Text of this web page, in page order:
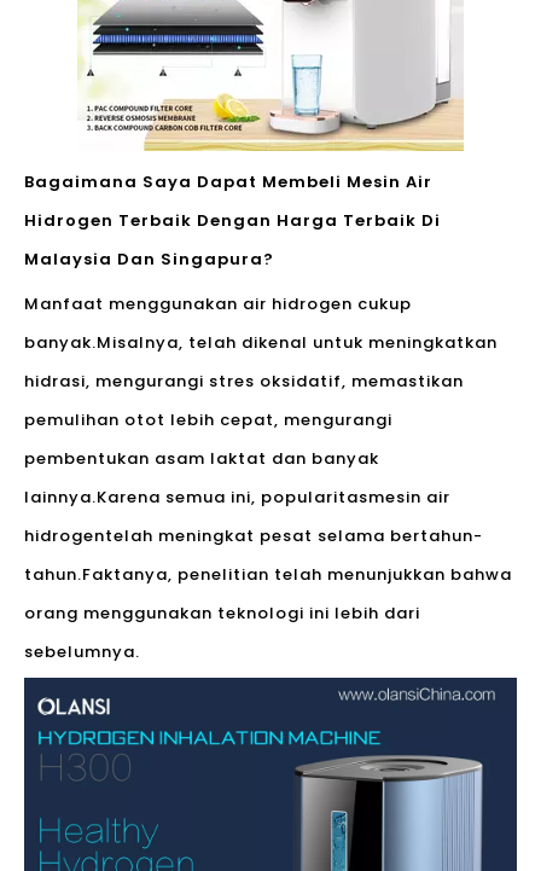
Bagaimana Saya Dapat Membeli Mesin Air
Hidrogen Terbaik Dengan Harga Terbaik Di
Malaysia Dan Singapura?
Manfaat menggunakan air hidrogen cukup
banyak.Misalnya, telah dikenal untuk meningkatkan
hidrasi, mengurangi stres oksidatif, memastikan
pemulihan otot lebih cepat, mengurangi
pembentukan asam laktat dan banyak
lainnya.Karena semua ini, popularitasmesin air
hidrogentelah meningkat pesat selama bertahun-
tahun.Faktanya, penelitian telah menunjukkan bahwa
orang menggunakan teknologi ini lebih dari
sebelumnya.